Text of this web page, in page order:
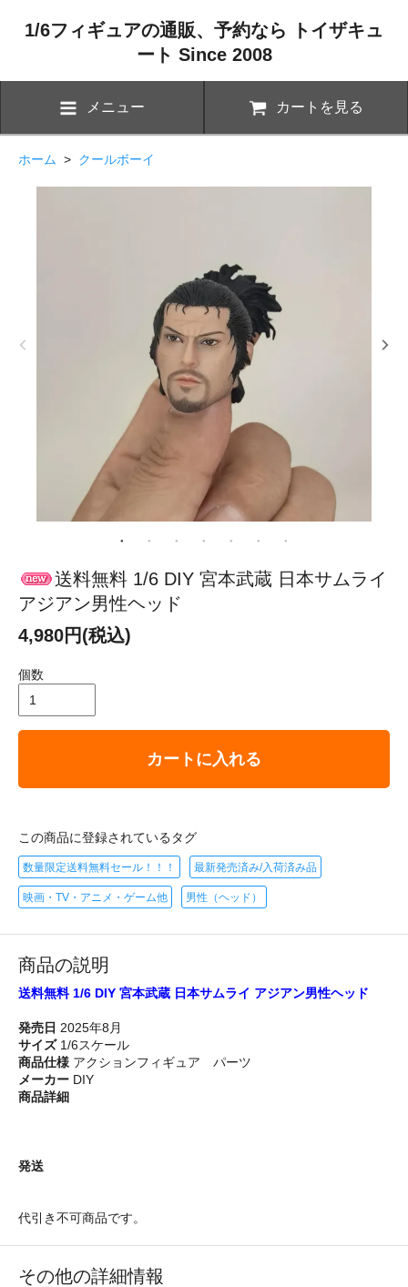
1/6フィギュアの通販、予約なら トイザキュ
ート Since 2008
メニュー カートを見る
ホーム > クールボーイ
送料無料 1/6 DIY 宮本武蔵 日本サムライ
アジアン男性ヘッド
4,980円(税込)
個数
カートに入れる
この商品に登録されているタグ
数量限定送料無料セール！！！ 最新発売済み/入荷済み品
映画・TV・アニメ・ゲーム他 男性（ヘッド）
商品の説明
送料無料 1/6 DIY 宮本武蔵 日本サムライ アジアン男性ヘッド
発売日 2025年8月
サイズ1/6スケール
商品仕様 アクションフィギュア パーツ
メーカー DIY
商品詳細
発送
代引き不可商品です。
その他の詳細情報